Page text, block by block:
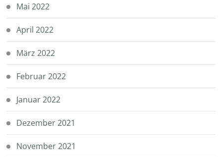
Mai 2022
April 2022
März 2022
Februar 2022
Januar 2022
Dezember 2021
November 2021